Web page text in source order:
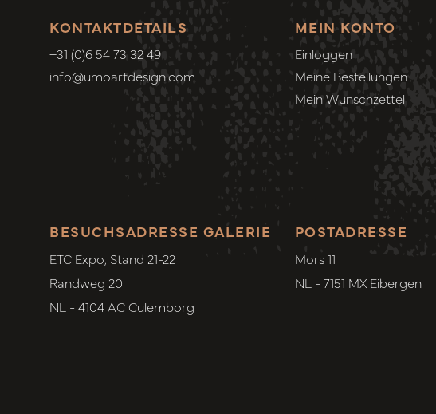
KONTAKTDETAILS
+31 (0)6 54 73 32 49
info@umoartdesign.com
MEIN KONTO
Einloggen
Meine Bestellungen
Mein Wunschzettel
POSTADRESSE
Mors 11
NL - 7151 MX Eibergen
BESUCHSADRESSE GALERIE
ETC Expo, Stand 21-22
Randweg 20
NL - 4104 AC Culemborg